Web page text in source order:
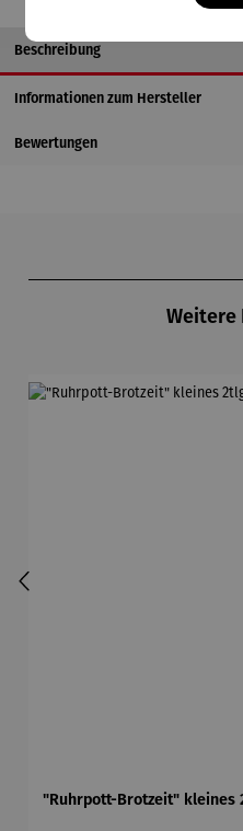
Beschreibung
Informationen zum Hersteller
Bewertungen
Weitere
"Ruhrpott-Brotzeit" kleines